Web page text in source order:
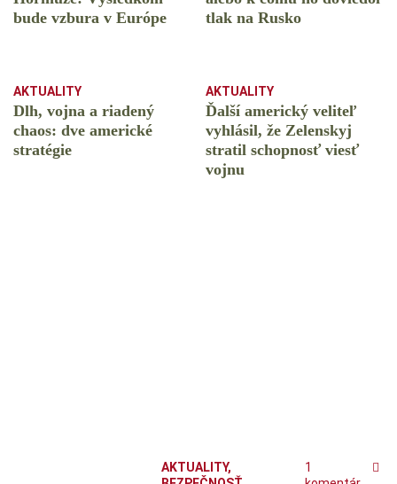
bude vzbura v Európe
tlak na Rusko
AKTUALITY
Dlh, vojna a riadený
chaos: dve americké
stratégie
AKTUALITY
Ďalší americký veliteľ
vyhlásil, že Zelenskyj
stratil schopnosť viesť
vojnu
AKTUALITY,
1